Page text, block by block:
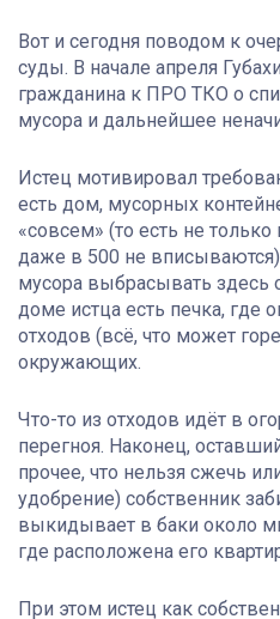
Вот и сегодня поводом к
суды. В начале апреля
гражданина к ПРО ТКО о
мусора и дальнейшее
Истец мотивировал
есть дом, мусорных
«совсем» (то есть не
даже в 500 не
мусора выбрасывать здесь
доме истца есть печка, где
отходов (всё, что может
окружающих.
Что-то из отходов идёт в
перегноя. Наконец,
прочее, что нельзя сжечь
удобрение) собственник
выкидывает в баки около
где расположена его
При этом истец как